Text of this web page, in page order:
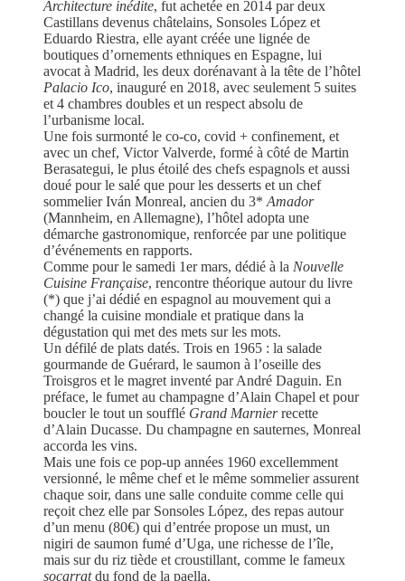
Architecture inédite, fut achetée en 2014 par deux
Castillans devenus châtelains, Sonsoles López et
Eduardo Riestra, elle ayant créée une lignée de
boutiques d’ornements ethniques en Espagne, lui
avocat à Madrid, les deux dorénavant à la tête de l’hôtel
Palacio Ico, inauguré en 2018, avec seulement 5 suites
et 4 chambres doubles et un respect absolu de
l’urbanisme local.
Une fois surmonté le co-co, covid + confinement, et
avec un chef, Victor Valverde, formé à côté de Martin
Berasategui, le plus étoilé des chefs espagnols et aussi
doué pour le salé que pour les desserts et un chef
sommelier Iván Monreal, ancien du 3* Amador
(Mannheim, en Allemagne), l’hôtel adopta une
démarche gastronomique, renforcée par une politique
d’événements en rapports.
Comme pour le samedi 1er mars, dédié à la Nouvelle
Cuisine Française, rencontre théorique autour du livre
(*) que j’ai dédié en espagnol au mouvement qui a
changé la cuisine mondiale et pratique dans la
dégustation qui met des mets sur les mots.
Un défilé de plats datés. Trois en 1965 : la salade
gourmande de Guérard, le saumon à l’oseille des
Troisgros et le magret inventé par André Daguin. En
préface, le fumet au champagne d’Alain Chapel et pour
boucler le tout un soufflé Grand Marnierrecette
d’Alain Ducasse. Du champagne en sauternes, Monreal
accorda les vins.
Mais une fois ce pop-up années 1960 excellemment
versionné, le même chef et le même sommelier assurent
chaque soir, dans une salle conduite comme celle qui
reçoit chez elle par Sonsoles López, des repas autour
d’un menu (80€) qui d’entrée propose un must, un
nigiri de saumon fumé d’Uga, une richesse de l’île,
mais sur du riz tiède et croustillant, comme le fameux
socarratdu fond de la paella.